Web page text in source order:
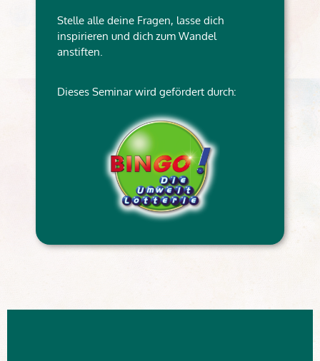
Stelle alle deine Fragen, lasse dich
inspirieren und dich zum Wandel
anstiften.
Dieses Seminar wird gefördert durch: